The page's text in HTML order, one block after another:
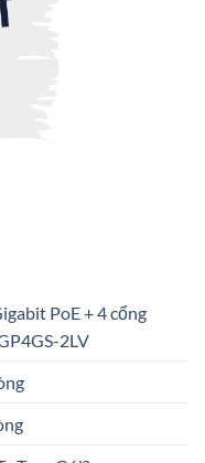
PoE + 4 cổng
2LV